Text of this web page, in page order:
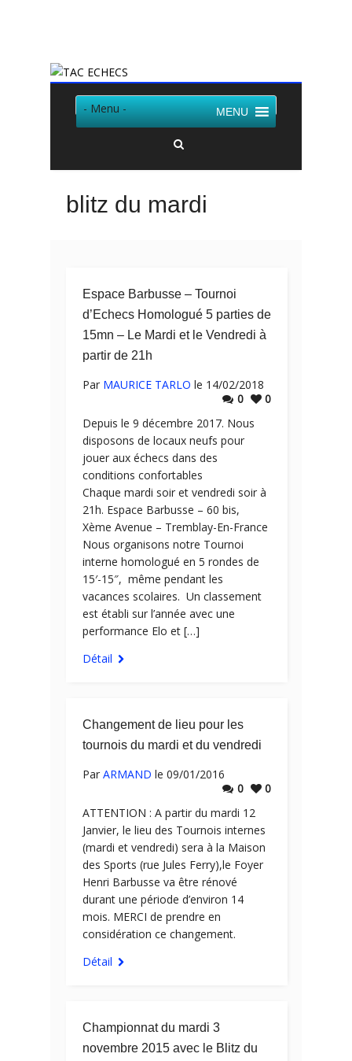
- Menu - MENU
blitz du mardi
Espace Barbusse – Tournoi
d’Echecs Homologué 5 parties de
15mn – Le Mardi et le Vendredi à
partir de 21h
Par MAURICE TARLO le 14/02/2018
0
0
Depuis le 9 décembre 2017. Nous
disposons de locaux neufs pour
jouer aux échecs dans des
conditions confortables
Chaque mardi soir et vendredi soir à
21h. Espace Barbusse – 60 bis,
Xème Avenue – Tremblay-En-France
Nous organisons notre Tournoi
interne homologué en 5 rondes de
15′-15″, même pendant les
vacances scolaires. Un classement
est établi sur l’année avec une
performance Elo et […]
Détail
Changement de lieu pour les
tournois du mardi et du vendredi
Par ARMAND le 09/01/2016
0
0
ATTENTION : A partir du mardi 12
Janvier, le lieu des Tournois internes
(mardi et vendredi) sera à la Maison
des Sports (rue Jules Ferry),le Foyer
Henri Barbusse va être rénové
durant une période d’environ 14
mois. MERCI de prendre en
considération ce changement.
Détail
Championnat du mardi 3
novembre 2015 avec le Blitz du